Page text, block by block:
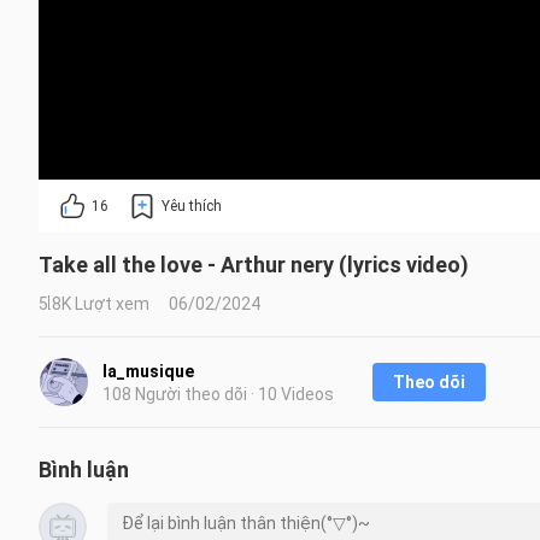
16 Yêu thích
Take all the love - Arthur nery (lyrics video)
5.8K Lượt xem 06/02/2024
la_musique
108 Người theo dõi · 10 Videos
Theo dõi
Bình luận